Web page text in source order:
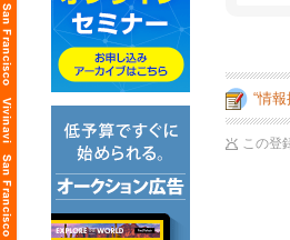
“情
この登